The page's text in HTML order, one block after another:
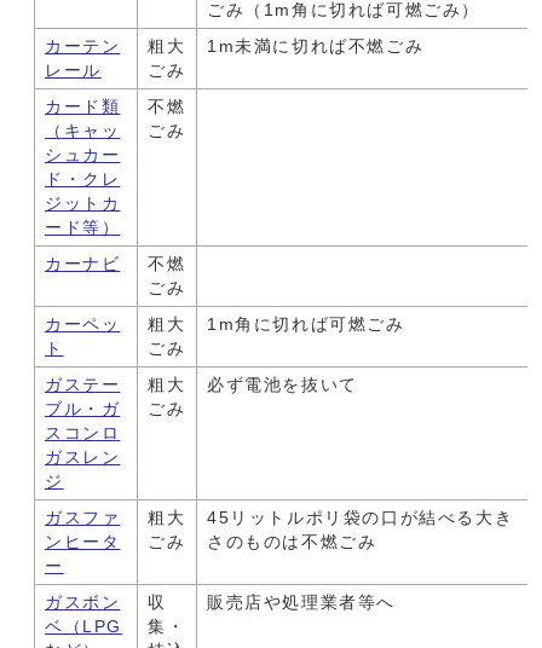
ごみ（1m角に切れば可燃ごみ）
カーテン
レール
粗大
ごみ
1m未満に切れば不燃ごみ
カード類
（キャッ
シュカー
ド・クレ
ジットカ
ード等）
不燃
ごみ
カーナビ
不燃
ごみ
カーペッ
ト
粗大
ごみ
1m角に切れば可燃ごみ
ガステー
ブル・ガ
スコンロ
ガスレン
ジ
粗大
ごみ
必ず電池を抜いて
ガスファ
ンヒータ
ー
粗大
ごみ
45リットルポリ袋の口が結べる大き
さのものは不燃ごみ
ガスボン
ベ（LPG
収
集・
販売店や処理業者等へ